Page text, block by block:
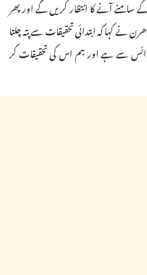
آنے کا انتظار کریں گے اور پھر
نے کہا کہ ابتدائی تحقیقات سے پتہ چلتا
ڈیوائس سے ہے اور ہم اس کی تحقیقات کر